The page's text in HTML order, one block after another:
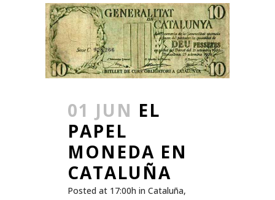
01 JUN EL
PAPEL
MONEDA EN
CATALUÑA
Posted at 17:00h in Cataluña,